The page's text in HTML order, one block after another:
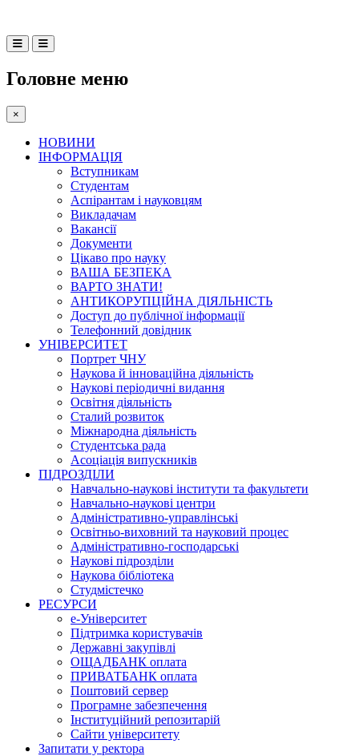
Головне меню
×
НОВИНИ
ІНФОРМАЦІЯ
Вступникам
Студентам
Аспірантам і науковцям
Викладачам
Вакансії
Документи
Цікаво про науку
ВАША БЕЗПЕКА
ВАРТО ЗНАТИ!
АНТИКОРУПЦІЙНА ДІЯЛЬНІСТЬ
Доступ до публічної інформації
Телефонний довідник
УНІВЕРСИТЕТ
Портрет ЧНУ
Наукова й інноваційна діяльність
Наукові періодичні видання
Освітня діяльність
Сталий розвиток
Міжнародна діяльність
Студентська рада
Асоціація випускників
ПІДРОЗДІЛИ
Навчально-наукові інститути та факультети
Навчально-наукові центри
Адміністративно-управлінські
Освітньо-виховний та науковий процес
Адміністративно-господарські
Наукові підрозділи
Наукова бібліотека
Студмістечко
РЕСУРСИ
е-Університет
Підтримка користувачів
Державні закупівлі
ОЩАДБАНК оплата
ПРИВАТБАНК оплата
Поштовий сервер
Програмне забезпечення
Інституційний репозитарій
Сайти університету
Запитати у ректора